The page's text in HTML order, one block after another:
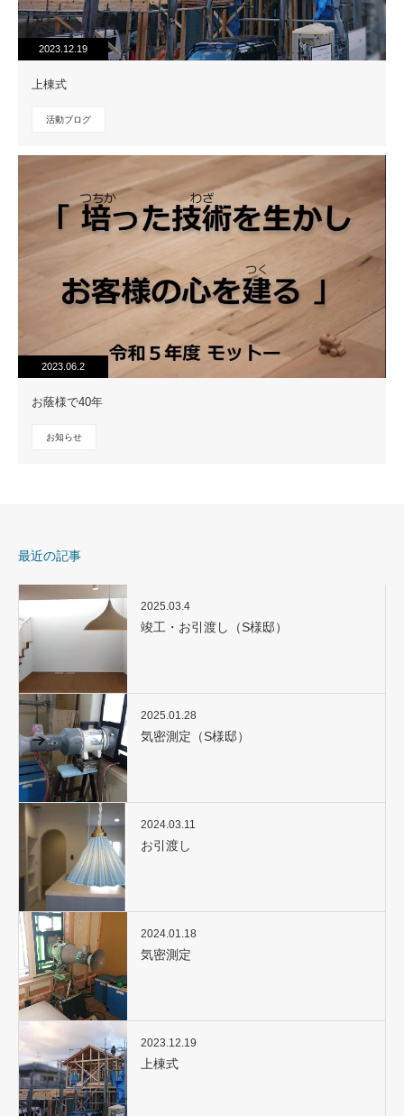
2023.12.19
上棟式
活動ブログ
2023.06.2
お蔭様で40年
お知らせ
最近の記事
2025.03.4
竣工・お引渡し（S様邸）
2025.01.28
気密測定（S様邸）
2024.03.11
お引渡し
2024.01.18
気密測定
2023.12.19
上棟式